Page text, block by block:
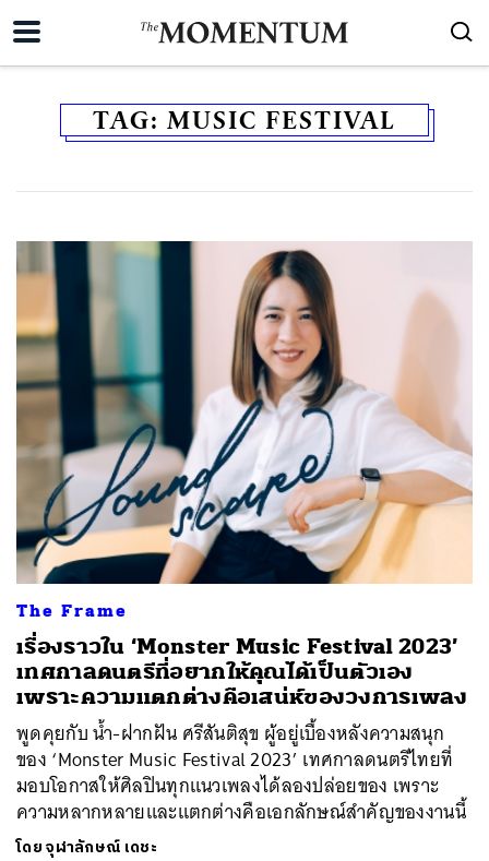
TAG: MUSIC FESTIVAL
The Frame
เรื่องราวใน ‘Monster Music Festival 2023’
เทศกาลดนตรีที่อยากให้คุณได้เป็นตัวเอง
เพราะความแตกต่างคือเสน่ห์ของวงการเพลง
พูดคุยกับ น้ำ-ฝากฝัน ศรีสันติสุข ผู้อยู่เบื้องหลังความสนุก
ของ ‘Monster Music Festival 2023’ เทศกาลดนตรีไทยที่
มอบโอกาสให้ศิลปินทุกแนวเพลงได้ลองปล่อยของ เพราะ
ความหลากหลายและแตกต่างคือเอกลักษณ์สำคัญของงานนี้
โดยจุฬาลักษณ์ เดชะ